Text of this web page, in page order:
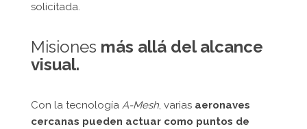
solicitada.
Misiones más allá del alcance
visual.
Con la tecnología A-Mesh, varias aeronaves
cercanas pueden actuar como puntos de